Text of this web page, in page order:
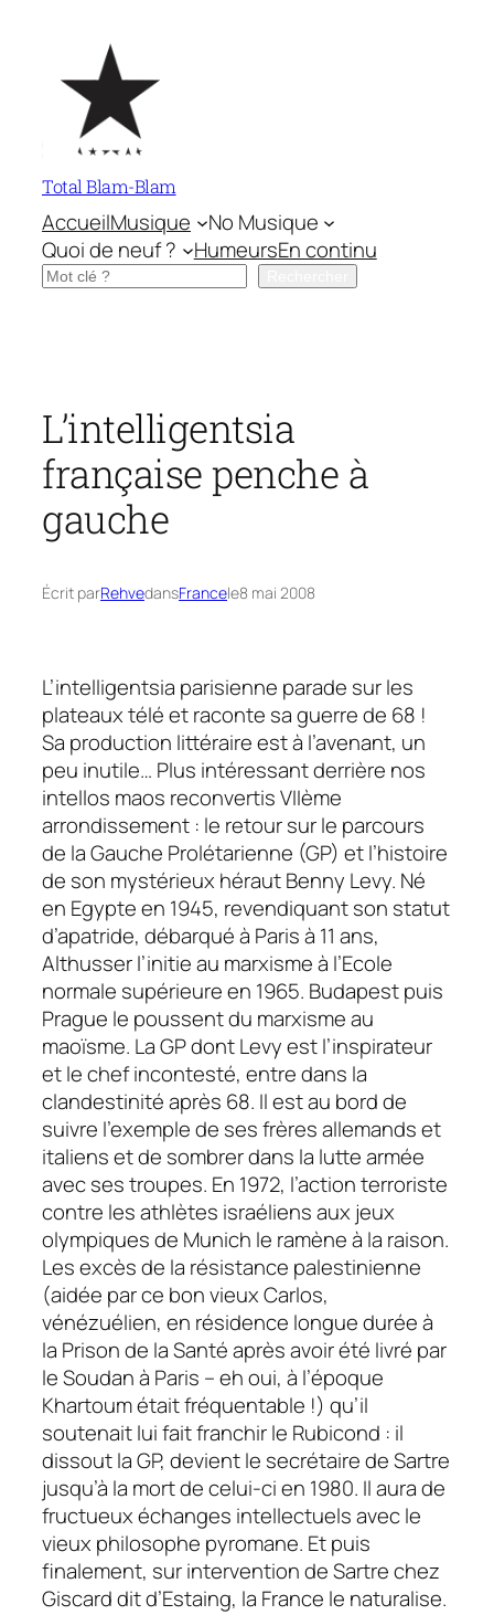
contenu
Total Blam-Blam
AccueilMusique
No Musique
Quoi de neuf ?
HumeursEn continu
Rechercher
L’intelligentsia
française penche à
gauche
Écrit parRehvedansFrancele8 mai 2008
L’intelligentsia parisienne parade sur les
plateaux télé et raconte sa guerrede 68 !
Sa production littéraire est à l’avenant, un
peu inutile… Plus intéressant derrière nos
intellos maos reconvertis VIIème
arrondissement : le retour sur le parcours
de la Gauche Prolétarienne (GP) et l’histoire
de son mystérieux héraut Benny Levy. Né
en Egypte en 1945, revendiquant son statut
d’apatride, débarqué à Paris à 11 ans,
Althusser l’initie au marxisme à l’Ecole
normale supérieure en 1965. Budapest puis
Prague le poussent du marxisme au
maoïsme. La GP dont Levy est l’inspirateur
et le chef incontesté, entre dans la
clandestinité après 68. Il est au bord de
suivre l’exemple de sesfrèresallemands et
italiens et de sombrer dans la lutte armée
avec sestroupes. En 1972, l’action terroriste
contre les athlètes israéliens aux jeux
olympiques de Munich le ramène à la raison.
Les excès de la résistance palestinienne
(aidée par ce bon vieuxCarlos,
vénézuélien, en résidence longue durée à
la Prison de la Santé après avoir été livré par
le Soudan à Paris – eh oui, à l’époque
Khartoum était fréquentable !) qu’il
soutenait lui fait franchir le Rubicond : il
dissout la GP, devient le secrétaire de Sartre
jusqu’à la mort de celui-ci en 1980. Il aura de
fructueux échanges intellectuels avec le
vieux philosophe pyromane. Et puis
finalement, sur intervention de Sartre chez
Giscard dit d’Estaing, la France le naturalise.